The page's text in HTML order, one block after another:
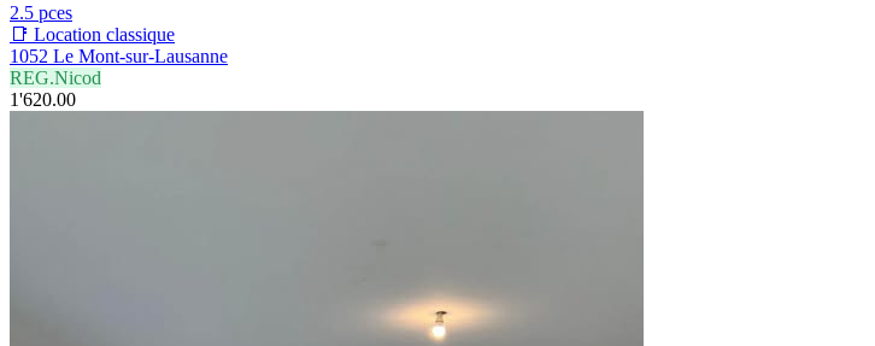
2.5 pces
📑 Location classique
1052 Le Mont-sur-Lausanne
REG.Nicod
1'620.00